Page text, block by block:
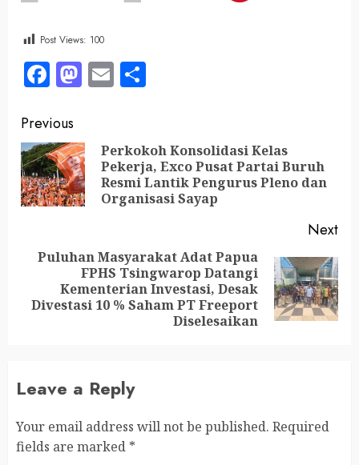
Post Views: 100
Facebook
Mastodon
Email
Previous
Perkokoh Konsolidasi Kelas
Pekerja, Exco Pusat Partai Buruh
Resmi Lantik Pengurus Pleno dan
Organisasi Sayap
Next
Puluhan Masyarakat Adat Papua
FPHS Tsingwarop Datangi
Kementerian Investasi, Desak
Divestasi 10 % Saham PT Freeport
Diselesaikan
Leave a Reply
Your email address will not be published. Required
fields are marked *